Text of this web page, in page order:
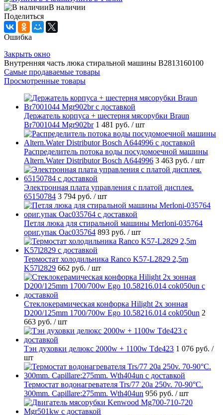
В наличии
Поделиться
Ошибка
Закрыть окно
Внутренняя часть люка стиральной машины B2813160100
Самые продаваемые товары
Просмотренные товары
Держатель корпуса + шестерня мясорубки Braun
Br7001044 Mgr902br 1 481 руб. / шт
Распределитель потока воды посудомоечной машины
Altern.Water Distributor Bosch A644996 3 463 руб. / шт
Электронная плата управления с платой дисплея.
65150784 3 794 руб. / шт
Петля люка для стиральной машины Merloni-035764
ориг.упак Oac035764 893 руб. / шт
Термостат холодильника Ranco K57-L2829 2,5m
K57l2829 662 руб. / шт
Стеклокерамическая конфорка Hilight 2х зонная
D200/125mm 1700/700w Ego 10.58216.014 cok050un 2
663 руб. / шт
Тэн духовки делюкс 2000w + 1100w Tde423 1 076 руб. /
шт
Термостат водонагревателя Trs/77 20a 250v. 70-90°C.
300mm. Capillare:275mm. Wth404un 956 руб. / шт